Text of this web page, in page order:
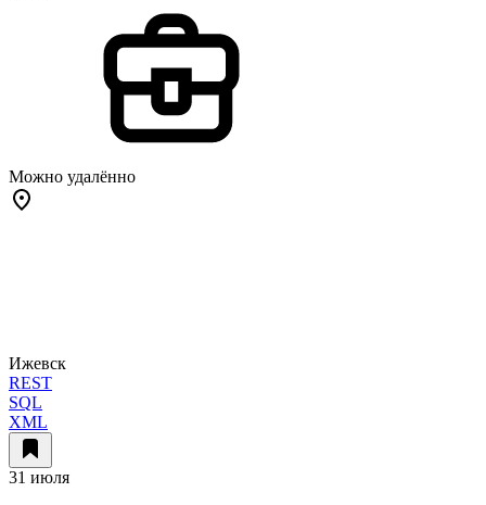
Можно удалённо
Ижевск
REST
SQL
XML
31 июля